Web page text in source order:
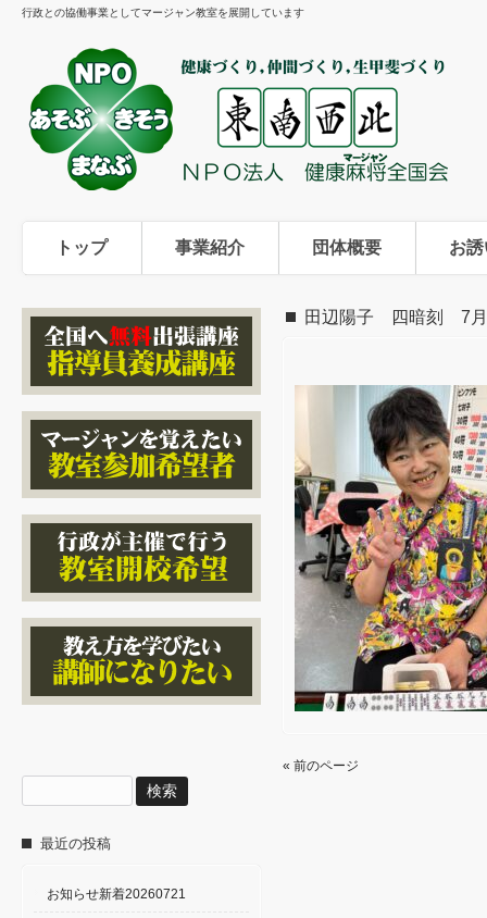
行政との協働事業としてマージャン教室を展開しています
トップ 事業紹介 団体概要 お
田辺陽子 四暗刻 7
« 前のページ
索:
最近の投稿
お知らせ新着20260721